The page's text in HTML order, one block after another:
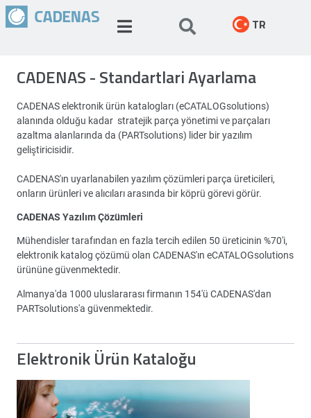
TR
CADENAS - Standartlari Ayarlama
CADENAS elektronik ürün katalogları (eCATALOGsolutions)
alanında olduğu kadar stratejik parça yönetimi ve parçaları
azaltma alanlarında da (PARTsolutions) lider bir yazılım
geliştiricisidir.
CADENAS'ın uyarlanabilen yazılım çözümleri parça üreticileri,
onların ürünleri ve alıcıları arasında bir köprü görevi görür.
CADENAS Yazılım Çözümleri
Mühendisler tarafından en fazla tercih edilen 50 üreticinin %70'i,
elektronik katalog çözümü olan CADENAS'ın eCATALOGsolutions
ürününe güvenmektedir.
Almanya'da 1000 uluslararası firmanın 154'ü CADENAS'dan
PARTsolutions'a güvenmektedir.
Elektronik Ürün Kataloğu